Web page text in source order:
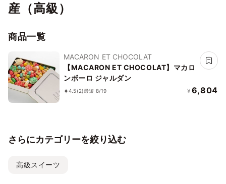
産（高級）
商品一覧
MACARON ET CHOCOLAT
【MACARON ET CHOCOLAT】マカロ
ンボーロ ジャルダン
4.5(2)最短 8/19 ¥ 6,804
さらにカテゴリーを絞り込む
高級スイーツ